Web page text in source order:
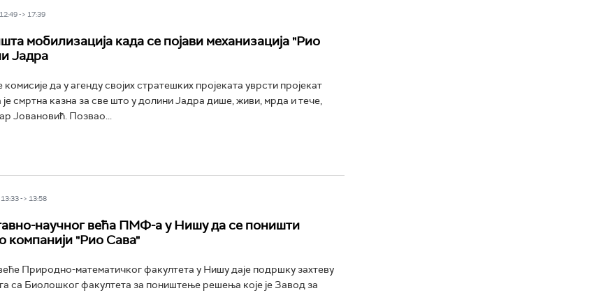
-> 17:39
мобилизација када се појави механизација "Рио
Јадра
да у агенду својих стратешких пројеката уврсти пројекат
смртна казна за све што у долини Јадра дише, живи, мрда и тече,
Јовановић. Позвао...
-> 13:58
научног већа ПМФ-a у Нишу да се поништи
компанији "Рио Сава"
Природно-математичког факултета у Нишу даје подршку захтеву
са Биолошког факултета за поништење решења које је Завод за